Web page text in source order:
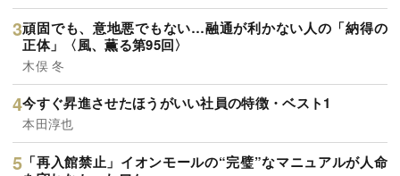
頑固でも、意地悪でもない…融通が利かない人の「納得の
正体」〈風、薫る第95回〉
木俣 冬
今すぐ昇進させたほうがいい社員の特徴・ベスト1
本田淳也
「再入館禁止」イオンモールの“完璧”なマニュアルが人命